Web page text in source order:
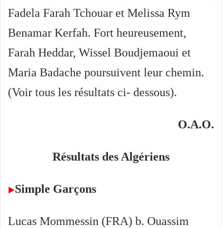
Fadela Farah Tchouar et Melissa Rym
Benamar Kerfah. Fort heureusement,
Farah Heddar, Wissel Boudjemaoui et
Maria Badache poursuivent leur chemin.
(Voir tous les résultats ci- dessous).
O.A.O.
Résultats des Algériens
►Simple Garçons
Lucas Mommessin (FRA) b. Ouassim